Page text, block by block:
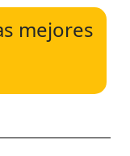
mejores